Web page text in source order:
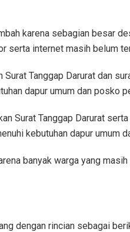
karena sebagian besar
serta internet masih belum
Tanggap Darurat dan
dapur umum dan posko
Surat Tanggap Darurat
kebutuhan dapur umum
banyak warga yang
dengan rincian sebagai